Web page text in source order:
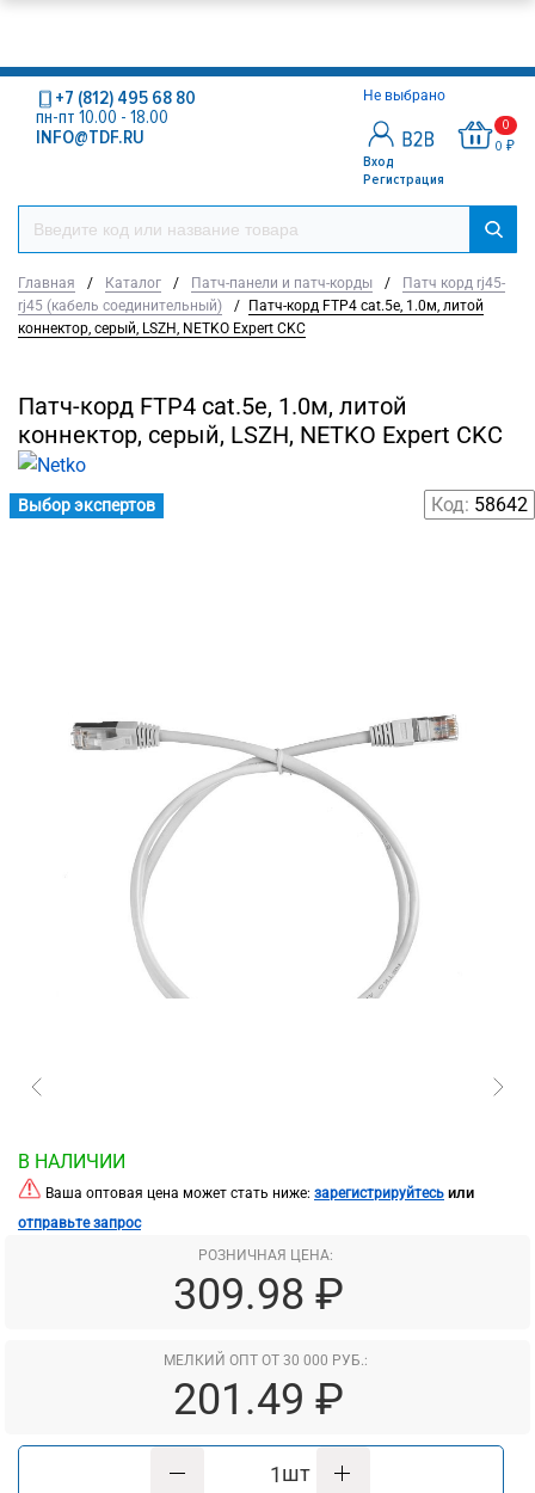
Не выбрано
Вход
Регистрация
0
0 ₽
+7 (812) 495 68 80
пн-пт 10.00 - 18.00
INFO@TDF.RU
Главная / Каталог / Патч-панели и патч-корды /
Патч корд rj45-
rj45 (кабель соединительный)
/
Патч-корд FTP4 cat.5e, 1.0м, литой
коннектор, серый, LSZH, NETKO Expert CKC
Патч-корд FTP4 cat.5e, 1.0м, литой
коннектор, серый, LSZH, NETKO Expert CKC
Выбор экспертов Код: 58642
В НАЛИЧИИ
Ваша оптовая цена может стать ниже: зарегистрируйтесь или
отправьте запрос
РОЗНИЧНАЯ ЦЕНА:
309.98 ₽
МЕЛКИЙ ОПТ ОТ 30 000 РУБ.:
201.49 ₽
шт